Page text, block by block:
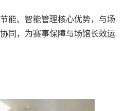
能、智能管理核心优势，与场
同，为赛事保障与场馆长效运